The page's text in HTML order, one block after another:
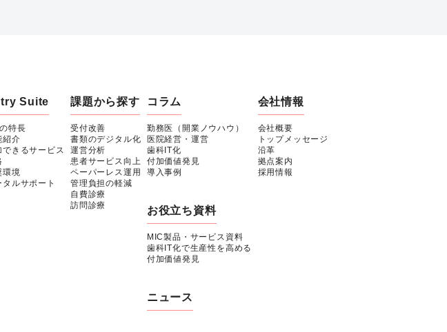
Suite
特長
紹介
できるサービス
環境
タルサポート
課題から探す
受付改善
書類のデジタル化
運営分析
患者サービス向上
ペーパーレス運用
管理負担の軽減
自費診療
訪問診療
コラム
勤務医（開業ノウハウ）
医院経営・運営
歯科IT化
付加価値発見
導入事例
お役立ち資料
MIC製品・サービス資料
歯科IT化で生産性を高める
付加価値発見
ニュース
会社情報
会社概要
トップメッセージ
沿革
拠点案内
採用情報